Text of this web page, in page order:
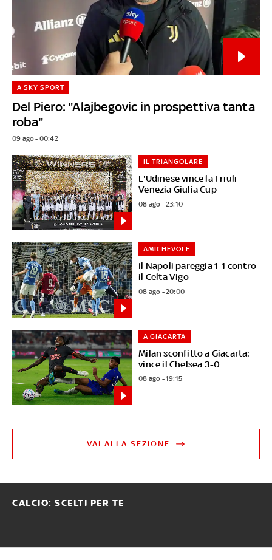
Del Piero: "Alajbegovic in prospettiva tanta
roba"
A SKY SPORT
09 ago - 00:42
L'Udinese vince la Friuli
Venezia Giulia Cup
IL TRIANGOLARE
08 ago - 23:10
Il Napoli pareggia 1-1 contro
il Celta Vigo
AMICHEVOLE
08 ago - 20:00
Milan sconfitto a Giacarta:
vince il Chelsea 3-0
A GIACARTA
08 ago - 19:15
VAI ALLA SEZIONE
CALCIO: SCELTI PER TE